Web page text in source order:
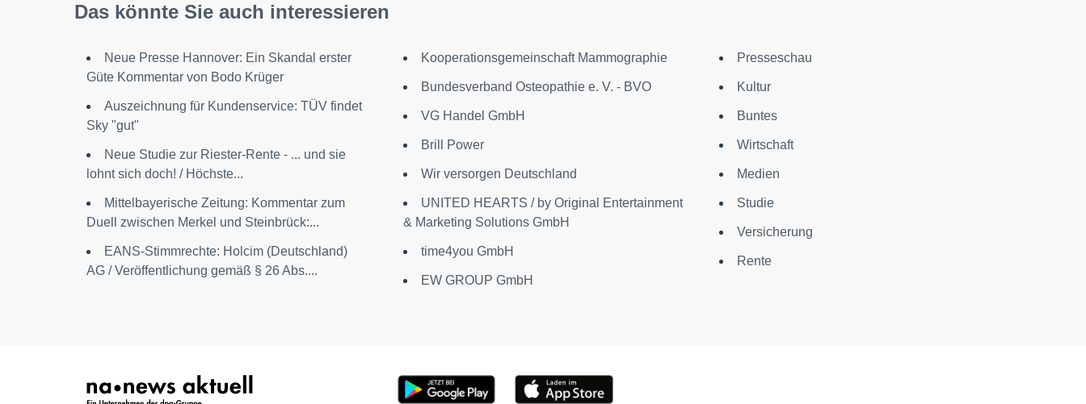
Das könnte Sie auch interessieren
Neue Presse Hannover: Ein Skandal erster
Güte Kommentar von Bodo Krüger
Auszeichnung für Kundenservice: TÜV findet
Sky "gut"
Neue Studie zur Riester-Rente - ... und sie
lohnt sich doch! / Höchste...
Mittelbayerische Zeitung: Kommentar zum
Duell zwischen Merkel und Steinbrück:...
EANS-Stimmrechte: Holcim (Deutschland)
AG / Veröffentlichung gemäß § 26 Abs....
Kooperationsgemeinschaft Mammographie
Bundesverband Osteopathie e. V. - BVO
VG Handel GmbH
Brill Power
Wir versorgen Deutschland
UNITED HEARTS / by Original Entertainment
& Marketing Solutions GmbH
time4you GmbH
EW GROUP GmbH
Presseschau
Kultur
Buntes
Wirtschaft
Medien
Studie
Versicherung
Rente